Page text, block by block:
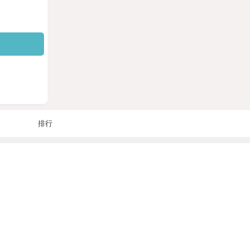
排行